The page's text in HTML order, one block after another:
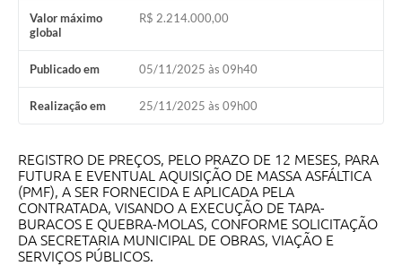
Links
Serviços Online
Telefones Úteis
Transparência
Enquete
SIC
Contato
Valor máximo
global
R$ 2.214.000,00
Publicado em 05/11/2025 às 09h40
Realização em 25/11/2025 às 09h00
REGISTRO DE PREÇOS, PELO PRAZO DE 12 MESES, PARA
FUTURA E EVENTUAL AQUISIÇÃO DE MASSA ASFÁLTICA
(PMF), A SER FORNECIDA E APLICADA PELA
CONTRATADA, VISANDO A EXECUÇÃO DE TAPA-
BURACOS E QUEBRA-MOLAS, CONFORME SOLICITAÇÃO
DA SECRETARIA MUNICIPAL DE OBRAS, VIAÇÃO E
SERVIÇOS PÚBLICOS.